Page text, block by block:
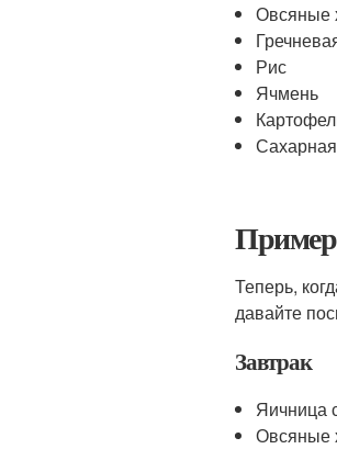
Овсяные
Рис
Ячмень
Теперь,
давайте
Завтрак
Яичница
Овсяные